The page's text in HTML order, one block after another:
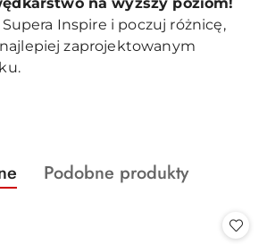
Inspire i poczuj różnicę,
zaprojektowanym
produktów
Produkty
Podobne produkty